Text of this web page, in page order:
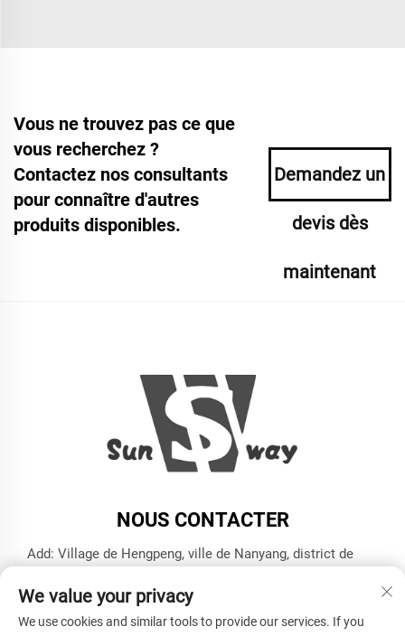
Vous ne trouvez pas ce que
vous recherchez ?
Contactez nos consultants
pour connaître d'autres
produits disponibles.
Demandez un
devis dès
maintenant
NOUS CONTACTER
Add: Village de Hengpeng, ville de Nanyang, district de
Tél. :+86-13606543282
E-mail :[email protected]
We value your privacy
We use cookies and similar tools to provide our services. If you